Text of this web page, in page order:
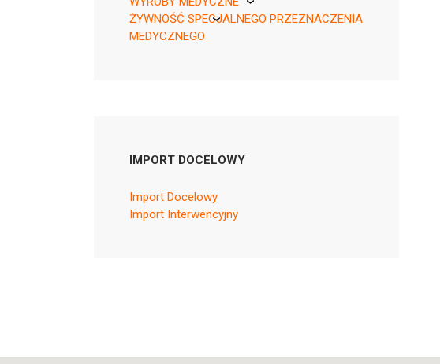
KikGel
ŻYWNOŚĆ SPECJALNEGO PRZEZNACZENIA
MEDYCZNEGO
IMPORT DOCELOWY
Import Docelowy
Import Interwencyjny